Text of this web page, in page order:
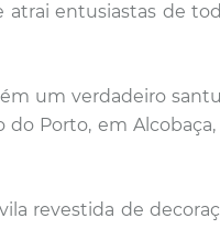
entusiastas de
um verdadeiro
Porto, em
vila revestida de